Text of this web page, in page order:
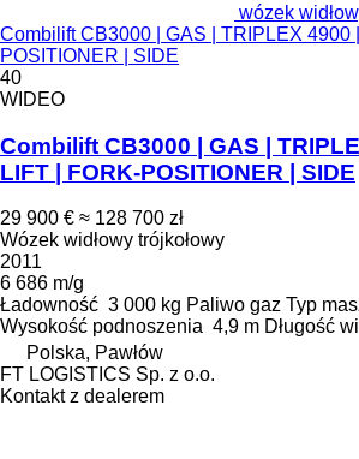
wózek
Combilift CB3000 | GAS | TRIPLEX 4900
POSITIONER | SIDE
40
WIDEO
Combilift CB3000 | GAS |
LIFT | FORK-POSITIONER | SIDE
29 900 € ≈ 128 700 zł
Wózek widłowy trójkołowy
2011
6 686 m/g
Ładowność 3 000 kg Paliwo gaz Typ
Wysokość podnoszenia 4,9 m Długość
Polska, Pawłów
FT LOGISTICS Sp. z o.o.
Kontakt z dealerem